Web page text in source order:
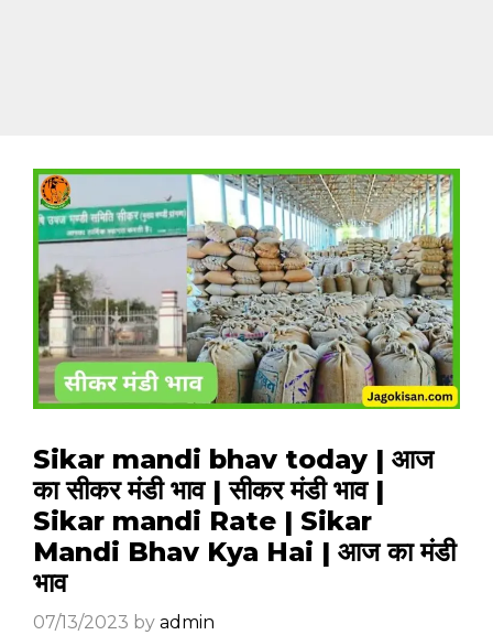
Sikar mandi bhav today | आज
का सीकर मंडी भाव | सीकर मंडी भाव |
Sikar mandi Rate | Sikar
Mandi Bhav Kya Hai | आज का मंडी
भाव
07/13/2023 by admin